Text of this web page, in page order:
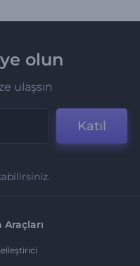
olun
ulaşsın
Katıl
Araçları